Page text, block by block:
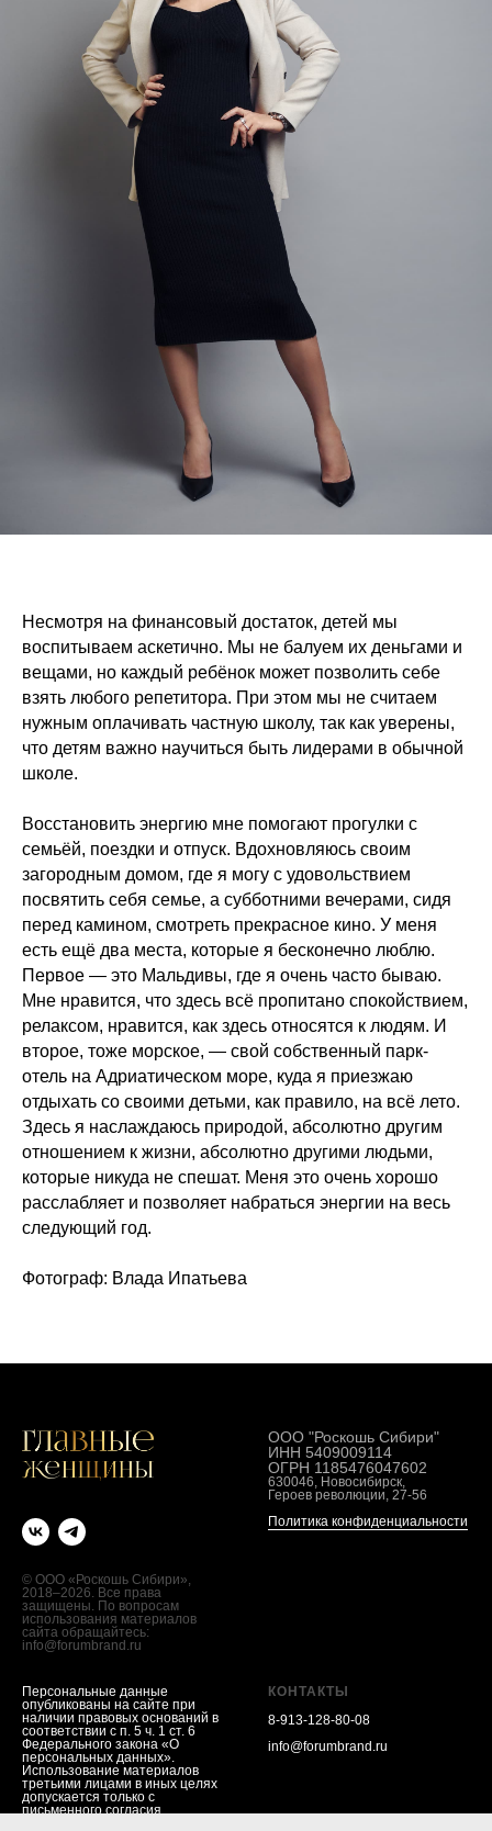
Несмотря на финансовый достаток, детей мы
воспитываем аскетично. Мы не балуем их деньгами и
вещами, но каждый ребёнок может позволить себе
взять любого репетитора. При этом мы не считаем
нужным оплачивать частную школу, так как уверены,
что детям важно научиться быть лидерами в обычной
школе.
Восстановить энергию мне помогают прогулки с
семьёй, поездки и отпуск. Вдохновляюсь своим
загородным домом, где я могу с удовольствием
посвятить себя семье, а субботними вечерами, сидя
перед камином, смотреть прекрасное кино. У меня
есть ещё два места, которые я бесконечно люблю.
Первое — это Мальдивы, где я очень часто бываю.
Мне нравится, что здесь всё пропитано спокойствием,
релаксом, нравится, как здесь относятся к людям. И
второе, тоже морское, — свой собственный парк-
отель на Адриатическом море, куда я приезжаю
отдыхать со своими детьми, как правило, на всё лето.
Здесь я наслаждаюсь природой, абсолютно другим
отношением к жизни, абсолютно другими людьми,
которые никуда не спешат. Меня это очень хорошо
расслабляет и позволяет набраться энергии на весь
следующий год.
Фотограф: Влада Ипатьева
© ООО «Роскошь Сибири»,
2018–2026. Все права
защищены. По вопросам
использования материалов
сайта обращайтесь:
info@forumbrand.ru
ООО "Роскошь Сибири"
ИНН 5409009114
ОГРН 1185476047602
630046, Новосибирск,
Героев революции, 27-56
Политика конфиденциальности
Персональные данные
опубликованы на сайте при
наличии правовых оснований в
соответствии с п. 5 ч. 1 ст. 6
Федерального закона «О
персональных данных».
Использование материалов
третьими лицами в иных целях
допускается только с
письменного согласия
КОНТАКТЫ
8-913-128-80-08
info@forumbrand.ru